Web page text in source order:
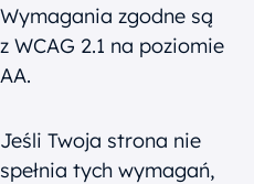
Wymagania zgodne są
z WCAG 2.1 na poziomie
AA.
Jeśli Twoja strona nie
spełnia tych wymagań,